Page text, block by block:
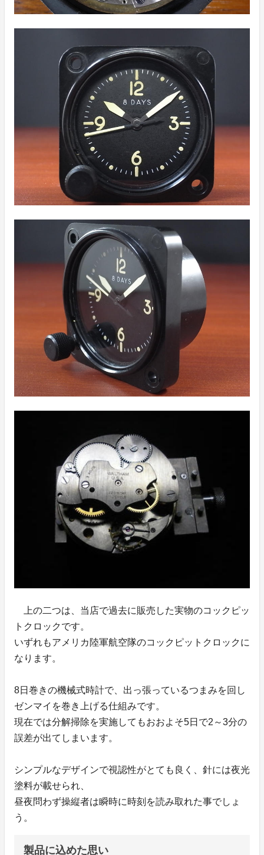
上の二つは、当店で過去に販売した実物のコックピッ
トクロックです。
いずれもアメリカ陸軍航空隊のコックピットクロックに
なります。
8日巻きの機械式時計で、出っ張っているつまみを回し
ゼンマイを巻き上げる仕組みです。
現在では分解掃除を実施してもおおよそ5日で2～3分の
誤差が出てしまいます。
シンプルなデザインで視認性がとても良く、針には夜光
塗料が載せられ、
昼夜問わず操縦者は瞬時に時刻を読み取れた事でしょ
う。
製品に込めた思い